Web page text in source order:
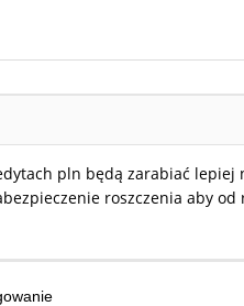
pln będą zarabiać
roszczenia aby